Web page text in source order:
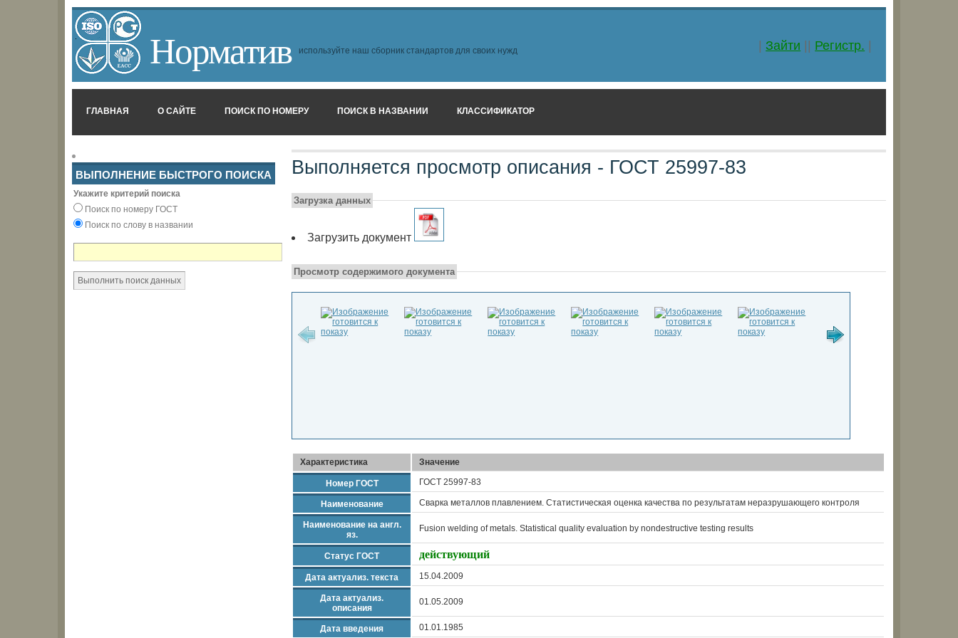
Норматив используйте наш сборник стандартов для своих нужд Зайти Регистр.
ГЛАВНАЯ О САЙТЕ ПОИСК ПО НОМЕРУ ПОИСК В НАЗВАНИИ КЛАССИФИКАТОР
Выполняется просмотр описания - ГОСТ 25997-83
Загрузка данных
Загрузить документ
Просмотр содержимого документа
Характеристика Значение
Номер ГОСТ ГОСТ 25997-83
Наименование Сварка металлов плавлением. Статистическая оценка качества по результатам неразрушающего контроля
Наименование на англ.
яз.
Fusion welding of metals. Statistical quality evaluation by nondestructive testing results
Статус ГОСТ действующий
Дата актуализ. текста 15.04.2009
Дата актуализ.
описания
01.05.2009
Дата введения 01.01.1985
ВЫПОЛНЕНИЕ БЫСТРОГО ПОИСКА
Укажите критерий поиска
Поиск по номеру ГОСТ
Поиск по слову в названии